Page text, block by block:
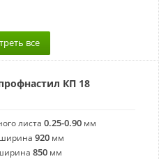
все
КП 18
листа 0.25-0.90мм
920мм
850 мм